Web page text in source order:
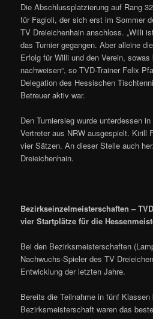
Die Abschlussplatzierung auf Rang
für Fagioli, der sich erst im Sommer
TV Dreieichenhain anschloss. „Willi
das Turnier gegangen. Aber alleine
Erfolg für Willi und den Verein,
nachweisen“, so TVD-Trainer Felix
Delegation des Hessischen
Betreuer aktiv war.
Den Turniersieg wurde unterdessen
Vertreter aus NRW ausgespielt. Kirill
vier Sätzen. An dieser Stelle auch
Dreieichenhain.
Bezirkseinzelmeisterschaften –
vier Startplätze für die
Bei den Bezirksmeisterschaften
Nachwuchs-Spieler des TV
Entwicklung der letzten Jahre.
Bereits die Teilnahme in fünf Klassen
Bezirksmeisterschaft waren das